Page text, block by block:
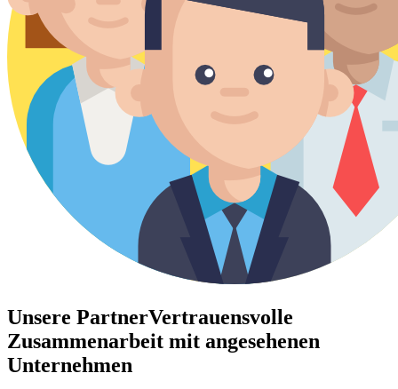
Unsere PartnerVertrauensvolle
Zusammenarbeit mit angesehenen
Unternehmen